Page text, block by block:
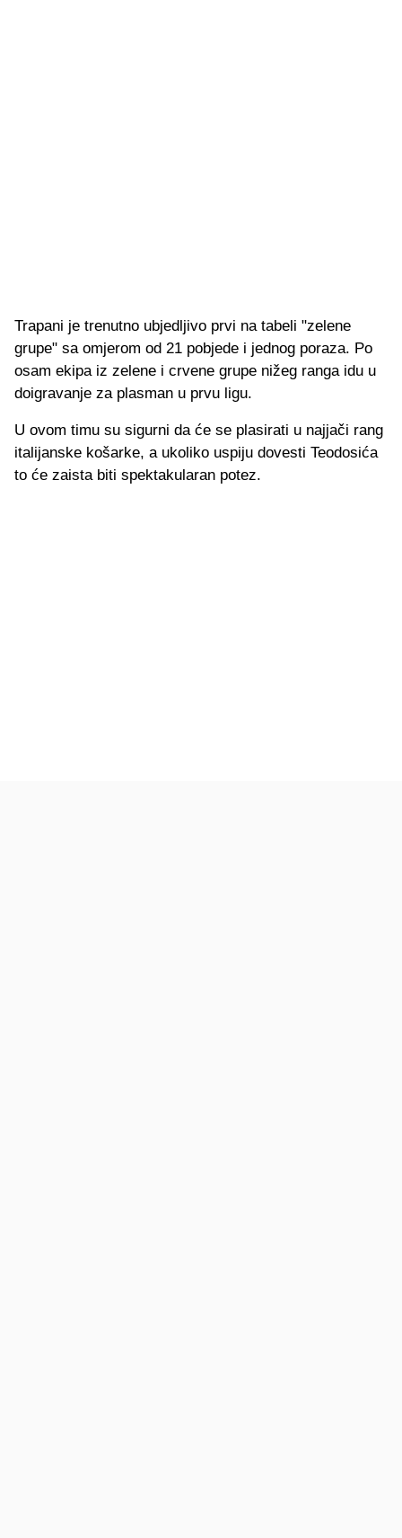
Trapani je trenutno ubjedljivo prvi na tabeli "zelene
grupe" sa omjerom od 21 pobjede i jednog poraza. Po
osam ekipa iz zelene i crvene grupe nižeg ranga idu u
doigravanje za plasman u prvu ligu.
U ovom timu su sigurni da će se plasirati u najjači rang
italijanske košarke, a ukoliko uspiju dovesti Teodosića
to će zaista biti spektakularan potez.